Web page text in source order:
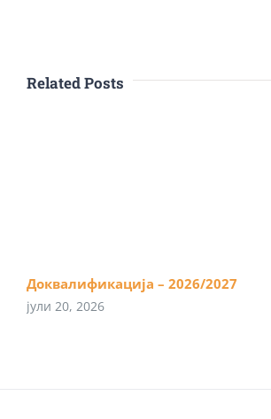
Related Posts
Доквалификација – 2026/2027
јули 20, 2026